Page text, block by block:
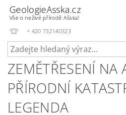
GeologieAsska.cz
Vše o neživé přírodě Ašska!
+ 420 732140323
ZEMĚTŘESENÍ NA
PŘÍRODNÍ
LEGENDA